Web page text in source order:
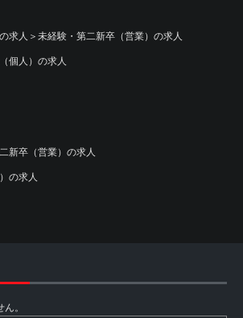
求人 ＞ 未経験・第二新卒（営業）の求人
個人）の求人
新卒（営業）の求人
の求人
。